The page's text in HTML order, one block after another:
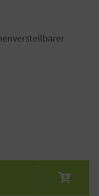
oder benutze